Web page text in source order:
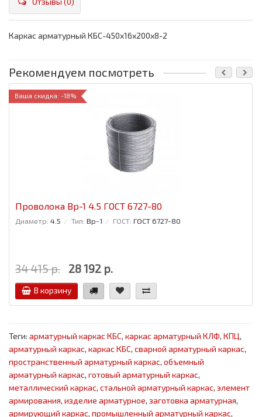
Каркас арматурный КБС-450х16х200х8-2
Рекомендуем посмотреть
Ваша скидка: -18%
Проволока Вр-1 4.5 ГОСТ 6727-80
Диаметр: 4.5 Тип: Вр-1 ГОСТ: ГОСТ 6727-80
34 415 р. 28 192 р.
В корзину
Теги: арматурный каркас КБС, каркас арматурный КЛФ, КПЦ,
арматурный каркас, каркас КБС, сварной арматурный каркас,
пространственный арматурный каркас, объемный
арматурный каркас, готовый арматурный каркас,
металлический каркас, стальной арматурный каркас, элемент
армирования, изделие арматурное, заготовка арматурная,
армирующий каркас, промышленный арматурный каркас,